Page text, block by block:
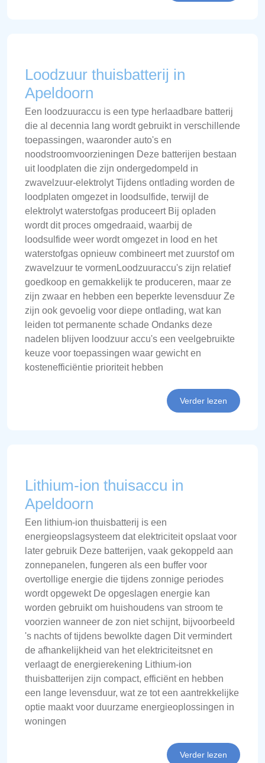
Loodzuur thuisbatterij in
Apeldoorn
Een loodzuuraccu is een type herlaadbare batterij
die al decennia lang wordt gebruikt in verschillende
toepassingen, waaronder auto's en
noodstroomvoorzieningen Deze batterijen bestaan
uit loodplaten die zijn ondergedompeld in
zwavelzuur-elektrolyt Tijdens ontlading worden de
loodplaten omgezet in loodsulfide, terwijl de
elektrolyt waterstofgas produceert Bij opladen
wordt dit proces omgedraaid, waarbij de
loodsulfide weer wordt omgezet in lood en het
waterstofgas opnieuw combineert met zuurstof om
zwavelzuur te vormenLoodzuuraccu's zijn relatief
goedkoop en gemakkelijk te produceren, maar ze
zijn zwaar en hebben een beperkte levensduur Ze
zijn ook gevoelig voor diepe ontlading, wat kan
leiden tot permanente schade Ondanks deze
nadelen blijven loodzuur accu's een veelgebruikte
keuze voor toepassingen waar gewicht en
kostenefficiëntie prioriteit hebben
Verder lezen
Lithium-ion thuisaccu in
Apeldoorn
Een lithium-ion thuisbatterij is een
energieopslagsysteem dat elektriciteit opslaat voor
later gebruik Deze batterijen, vaak gekoppeld aan
zonnepanelen, fungeren als een buffer voor
overtollige energie die tijdens zonnige periodes
wordt opgewekt De opgeslagen energie kan
worden gebruikt om huishoudens van stroom te
voorzien wanneer de zon niet schijnt, bijvoorbeeld
's nachts of tijdens bewolkte dagen Dit vermindert
de afhankelijkheid van het elektriciteitsnet en
verlaagt de energierekening Lithium-ion
thuisbatterijen zijn compact, efficiënt en hebben
een lange levensduur, wat ze tot een aantrekkelijke
optie maakt voor duurzame energieoplossingen in
woningen
Verder lezen